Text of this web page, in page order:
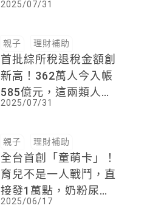
蔣萬安：照顧長輩不手
2025/07/31
親子 理財補助
首批綜所稅退稅金額創
新高！362萬人今入帳
585億元，這兩類人優
先獲得退稅
2025/07/31
親子 理財補助
全台首創「童萌卡」！
育兒不是一人戰鬥，直
接發1萬點，奶粉尿布
全都能換
2025/06/17